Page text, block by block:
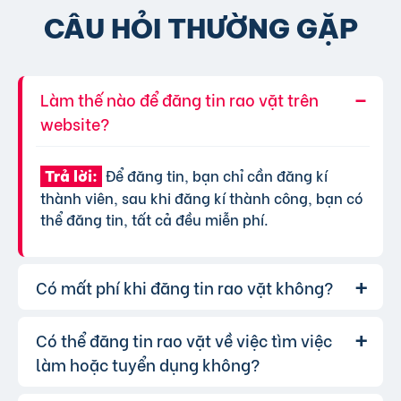
CÂU HỎI THƯỜNG GẶP
Làm thế nào để đăng tin rao vặt trên
website?
Trả lời: Để đăng tin, bạn chỉ cần đăng kí
thành viên, sau khi đăng kí thành công, bạn có
thể đăng tin, tất cả đều miễn phí.
Có mất phí khi đăng tin rao vặt không?
Trả lời: Chúng tôi cung cấp gói đăng tin miễn
phí cơ bản cho tất cả người dùng. Tuy nhiên, để
Có thể đăng tin rao vặt về việc tìm việc
làm hoặc tuyển dụng không?